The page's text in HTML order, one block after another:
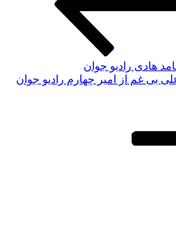
هادی رادیو جوان
بی غم از امیر چهارم رادیو جوان